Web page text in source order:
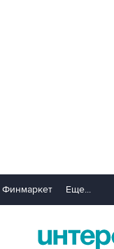
Финмаркет Еще...